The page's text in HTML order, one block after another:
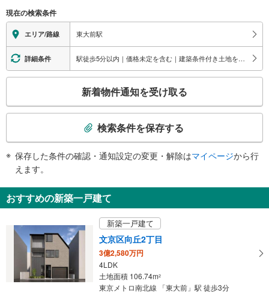
センター、 根津児童館、 根津交流館、本郷通り、言問通り、弥生１・２丁
目、本郷７丁目、根津１丁目
２出口
文京学院大学、本郷税務署、都水道局文京営業所、誠之小学校、日本医科大
学、向丘高等学校、白山東児童館、本郷通り、日医大つつじ通り、向丘１・２
丁目、西片１・２丁目、弥生１丁目、根津１丁目、千駄木１・２丁目
地上⇔改札⇔ホーム：○
エレベータ
・ホーム⇔改札
・改札⇔エレベータ専用口
エスカレータ
・改札⇔２番出口（一部）
トイレ
・改札内
その他
・ＡＥＤ
現在の検索条件
エリア/路線 東大前駅
詳細条件 駅徒歩5分以内｜価格未定を含む｜建築条件付き土地を含む
検
知
を
け
条
新着物件通知を受け取る
検索条件を保存する
保存した条件の確認・通知設定の変更・解除はマイページから行
えます。
おすすめの新築一戸建て
新築一戸建て
文京区向丘2丁目
3億2,580万円
4LDK
土地面積 106.74m2
東京メトロ南北線 「東大前」駅 徒歩3分